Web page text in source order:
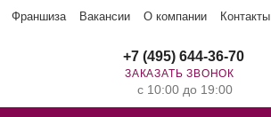
Франшиза Вакансии О компании Контакты
+7 (495) 644-36-70
ЗАКАЗАТЬ ЗВОНОК
с 10:00 до 19:00